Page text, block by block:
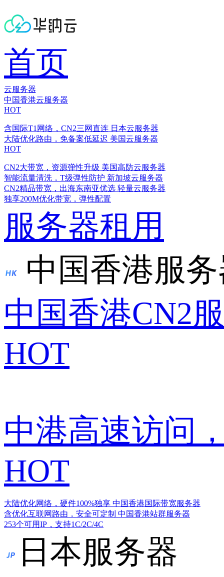
首页
云服务器
中国香港云服务器
HOT
含国际T1网络，CN2三网直连 日本云服务器
大陆优化路由，免备案低延迟 美国云服务器
HOT
CN2大带宽，资源弹性升级 美国高防云服务器
智能流量清洗，T级弹性防护 新加坡云服务器
CN2精品带宽，出海东南亚优选 轻量云服务器
独享200M优化带宽，弹性配置
服务器租用
中国香港服
中国香港CN2
HOT
中港高速访问
HOT
大陆优化网络，硬件100%独享 中国香港国际带宽服务器
含优化互联网路由，安全可定制 中国香港站群服务器
253个可用IP，支持1C/2C/4C
日本服务器